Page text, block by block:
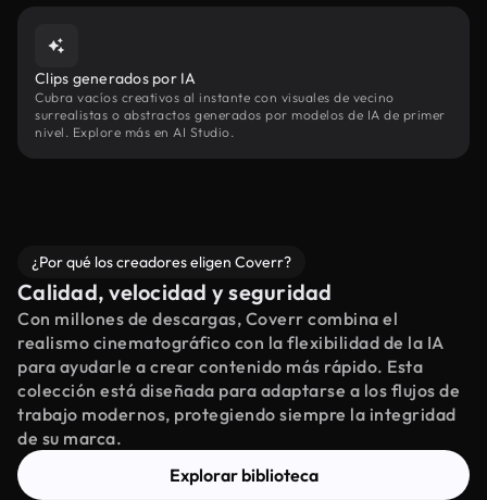
Clips generados por IA
Cubra vacíos creativos al instante con visuales de vecino
surrealistas o abstractos generados por modelos de IA de primer
nivel. Explore más en AI Studio.
¿Por qué los creadores eligen Coverr?
Calidad, velocidad y seguridad
Con millones de descargas, Coverr combina el
realismo cinematográfico con la flexibilidad de la IA
para ayudarle a crear contenido más rápido. Esta
colección está diseñada para adaptarse a los flujos de
trabajo modernos, protegiendo siempre la integridad
de su marca.
Explorar biblioteca